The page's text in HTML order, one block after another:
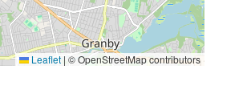
Leaflet | © OpenStreetMap contributors